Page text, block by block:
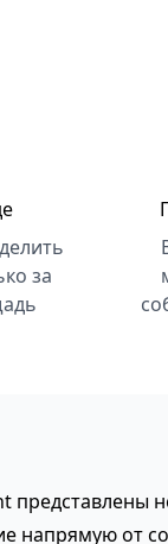
за
напрямую от